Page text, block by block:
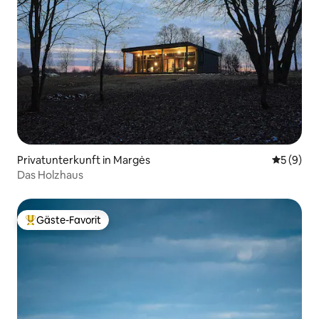
Privatunterkunft in Margės
5 (9)
Das Holzhaus
Beliebter Gäste-Favorit.
Gäste-Favorit